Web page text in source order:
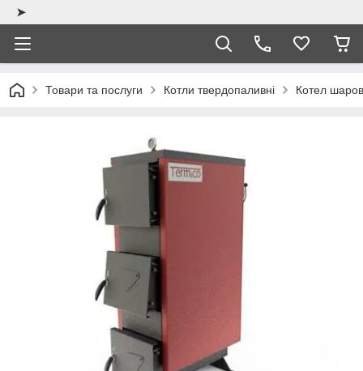
➤
Товари та послуги Котли твердопаливні Котел